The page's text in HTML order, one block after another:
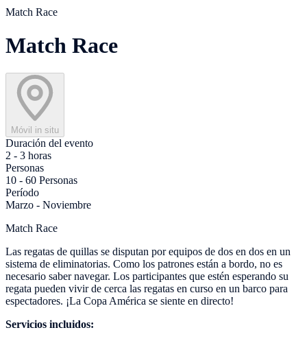
Match Race
Match Race
Móvil in situ
Duración del evento
2 - 3 horas
Personas
10 - 60 Personas
Período
Marzo - Noviembre
Match Race
Las regatas de quillas se disputan por equipos de dos en dos en un
sistema de eliminatorias. Como los patrones están a bordo, no es
necesario saber navegar. Los participantes que estén esperando su
regata pueden vivir de cerca las regatas en curso en un barco para
espectadores. ¡La Copa América se siente en directo!
Servicios incluidos: